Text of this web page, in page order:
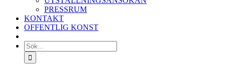
PRESSRUM
KONTAKT
OFFENTLIG KONST
Sök
efter: